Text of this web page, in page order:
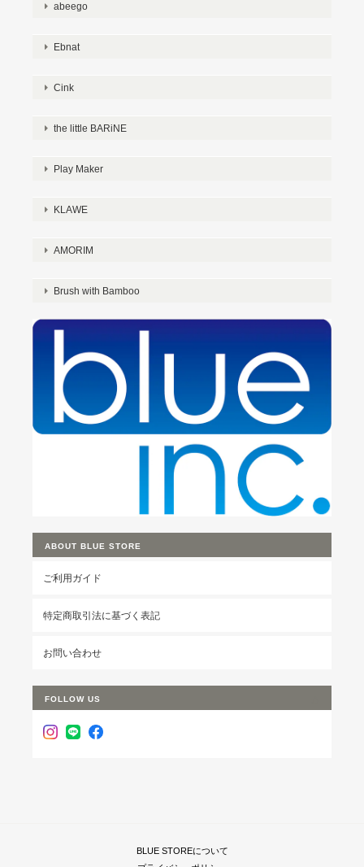
abeego
Ebnat
Cink
the little BARiNE
Play Maker
KLAWE
AMORIM
Brush with Bamboo
ABOUT BLUE STORE
ご利用ガイド
特定商取引法に基づく表記
お問い合わせ
FOLLOW US
BLUE STOREについて